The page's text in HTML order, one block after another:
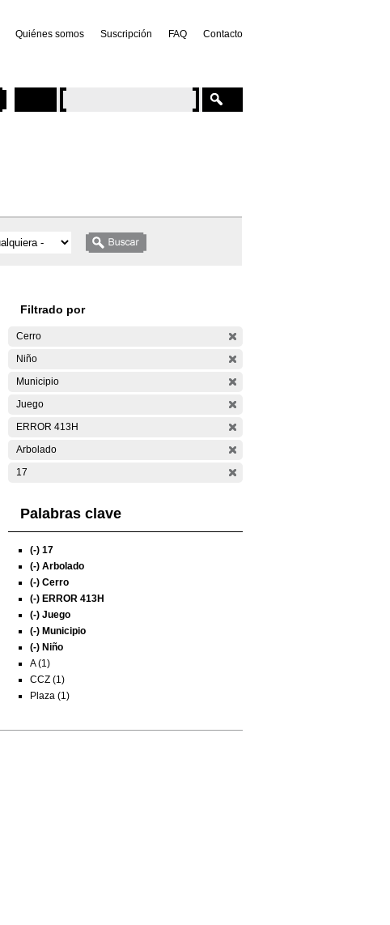
Quiénes somos Suscripción FAQ Contacto
Filtrado por
Cerro
Niño
Municipio
Juego
ERROR 413H
Arbolado
17
Palabras clave
(-) 17
(-) Arbolado
(-) Cerro
(-) ERROR 413H
(-) Juego
(-) Municipio
(-) Niño
A (1)
CCZ (1)
Plaza (1)